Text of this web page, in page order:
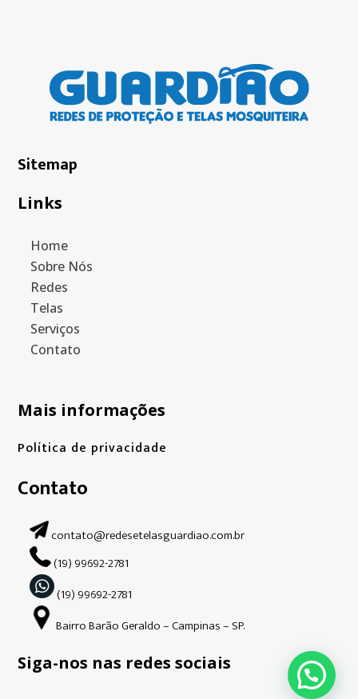
Sitemap
Links
Home
Sobre Nós
Redes
Telas
Serviços
Contato
Mais informações
Política de privacidade
Contato
contato@redesetelasguardiao.com.br
(19) 99692-2781
(19) 99692-2781
Bairro Barão Geraldo – Campinas – SP.
Siga-nos nas redes sociais